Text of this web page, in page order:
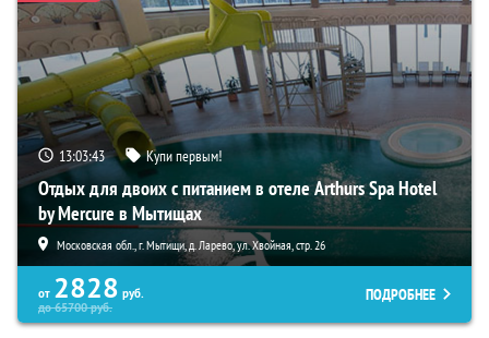
13:03:42 Купи первым!
Отдых для двоих с питанием в отеле Arthurs Spa Hotel
by Mercure в Мытищах
Московская обл., г. Мытищи, д. Ларево, ул. Хвойная, стр. 26
от 2828 руб.
до65700руб.
ПОДРОБНЕЕ